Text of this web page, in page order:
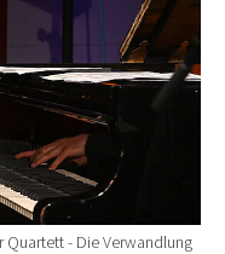
- Die Verwandlung